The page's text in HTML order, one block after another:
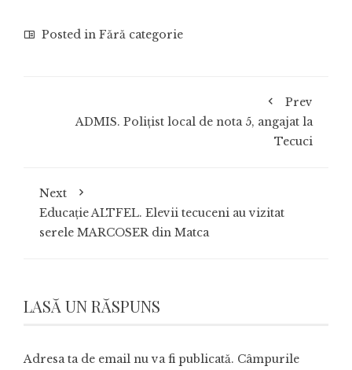
Posted in Fără categorie
Prev
ADMIS. Polițist local de nota 5, angajat la
Tecuci
Next
Educație ALTFEL. Elevii tecuceni au vizitat
serele MARCOSER din Matca
LASĂ UN RĂSPUNS
Adresa ta de email nu va fi publicată. Câmpurile